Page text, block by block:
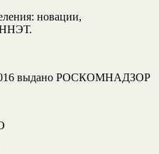
новации,
выдано РОСКОМНАДЗОР